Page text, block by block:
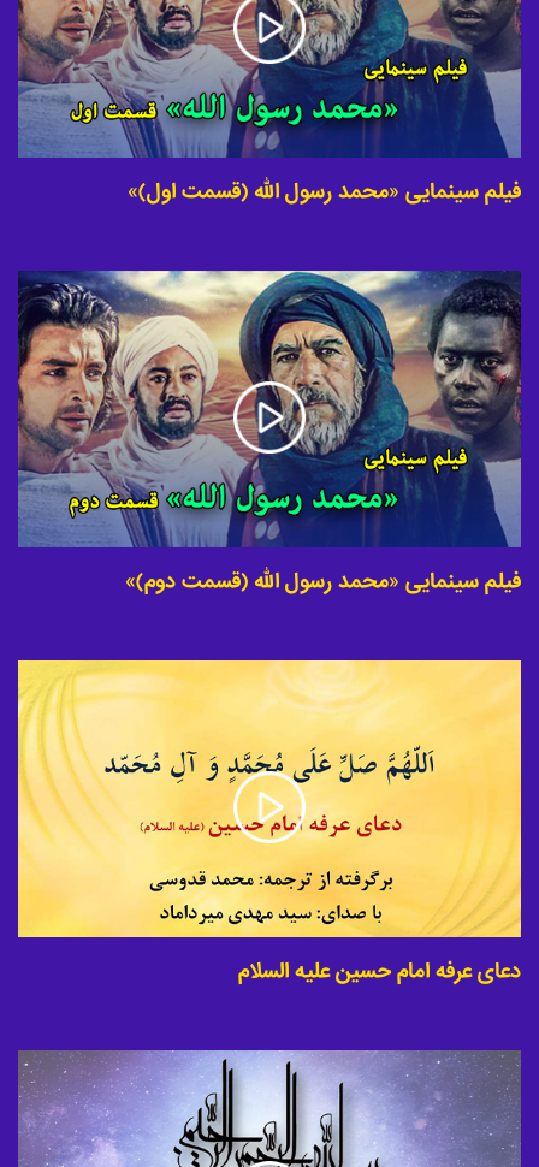
فیلم سینمایی «محمد رسول الله (قسمت اول)»
فیلم سینمایی «محمد رسول الله (قسمت دوم)»
دعای عرفه امام حسین علیه السلام